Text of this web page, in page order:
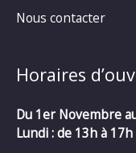
Nous contacter
Horaires
Du 1er Novembre
Lundi : de 13h à 17h